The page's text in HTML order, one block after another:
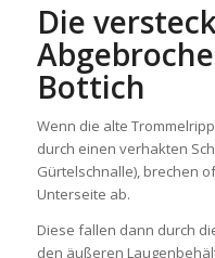
Die
Bottich
Wenn die alte
durch einen verhakten
Gürtelschnalle), brechen
Unterseite ab.
Diese fallen dann durch
den äußeren